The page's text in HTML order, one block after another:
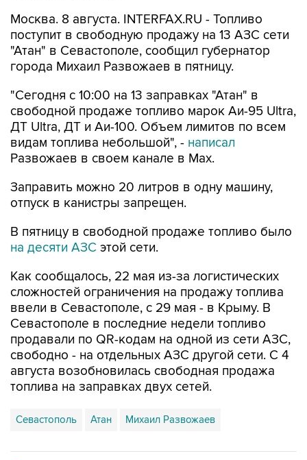
Москва. 8 августа. INTERFAX.RU - Топливо
поступит в свободную продажу на 13 АЗС сети
"Атан" в Севастополе, сообщил губернатор
города Михаил Развожаев в пятницу.
"Сегодня с 10:00 на 13 заправках "Атан" в
свободной продаже топливо марок Аи-95 Ultra,
ДТ Ultra, ДТ и Аи-100. Объем лимитов по всем
видам топлива небольшой", - написал
Развожаев в своем канале в Max.
Заправить можно 20 литров в одну машину,
отпуск в канистры запрещен.
В пятницу в свободной продаже топливо было
на десяти АЗС этой сети.
Как сообщалось, 22 мая из-за логистических
сложностей ограничения на продажу топлива
ввели в Севастополе, с 29 мая - в Крыму. В
Севастополе в последние недели топливо
продавали по QR-кодам на одной из сети АЗС,
свободно - на отдельных АЗС другой сети. С 4
августа возобновилась свободная продажа
топлива на заправках двух сетей.
Севастополь Атан Михаил Развожаев